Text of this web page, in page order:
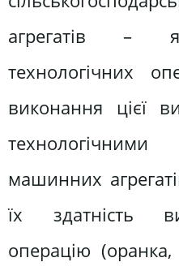
агрегатів –
технологічних
виконання цієї
технологічними
машинних
їх здатність
операцію